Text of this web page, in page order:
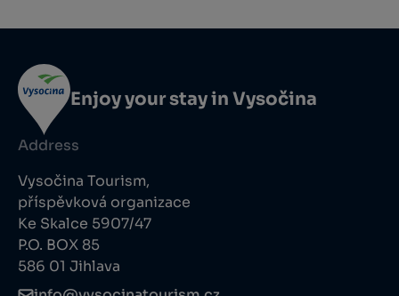
Enjoy your stay in Vysočina
Address
Vysočina Tourism,
příspěvková organizace
Ke Skalce 5907/47
P.O. BOX 85
586 01 Jihlava